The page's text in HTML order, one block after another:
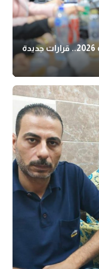
إعفاء من الكشف الطبي ومهلة حتى نهاية 2026.. قرارات جديدة